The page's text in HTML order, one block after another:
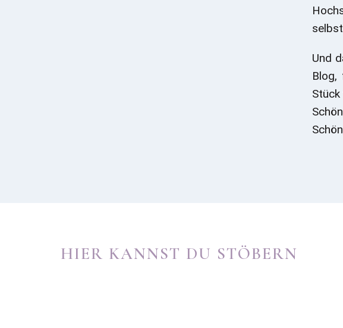
Und
HIER KANNST DU STÖBERN